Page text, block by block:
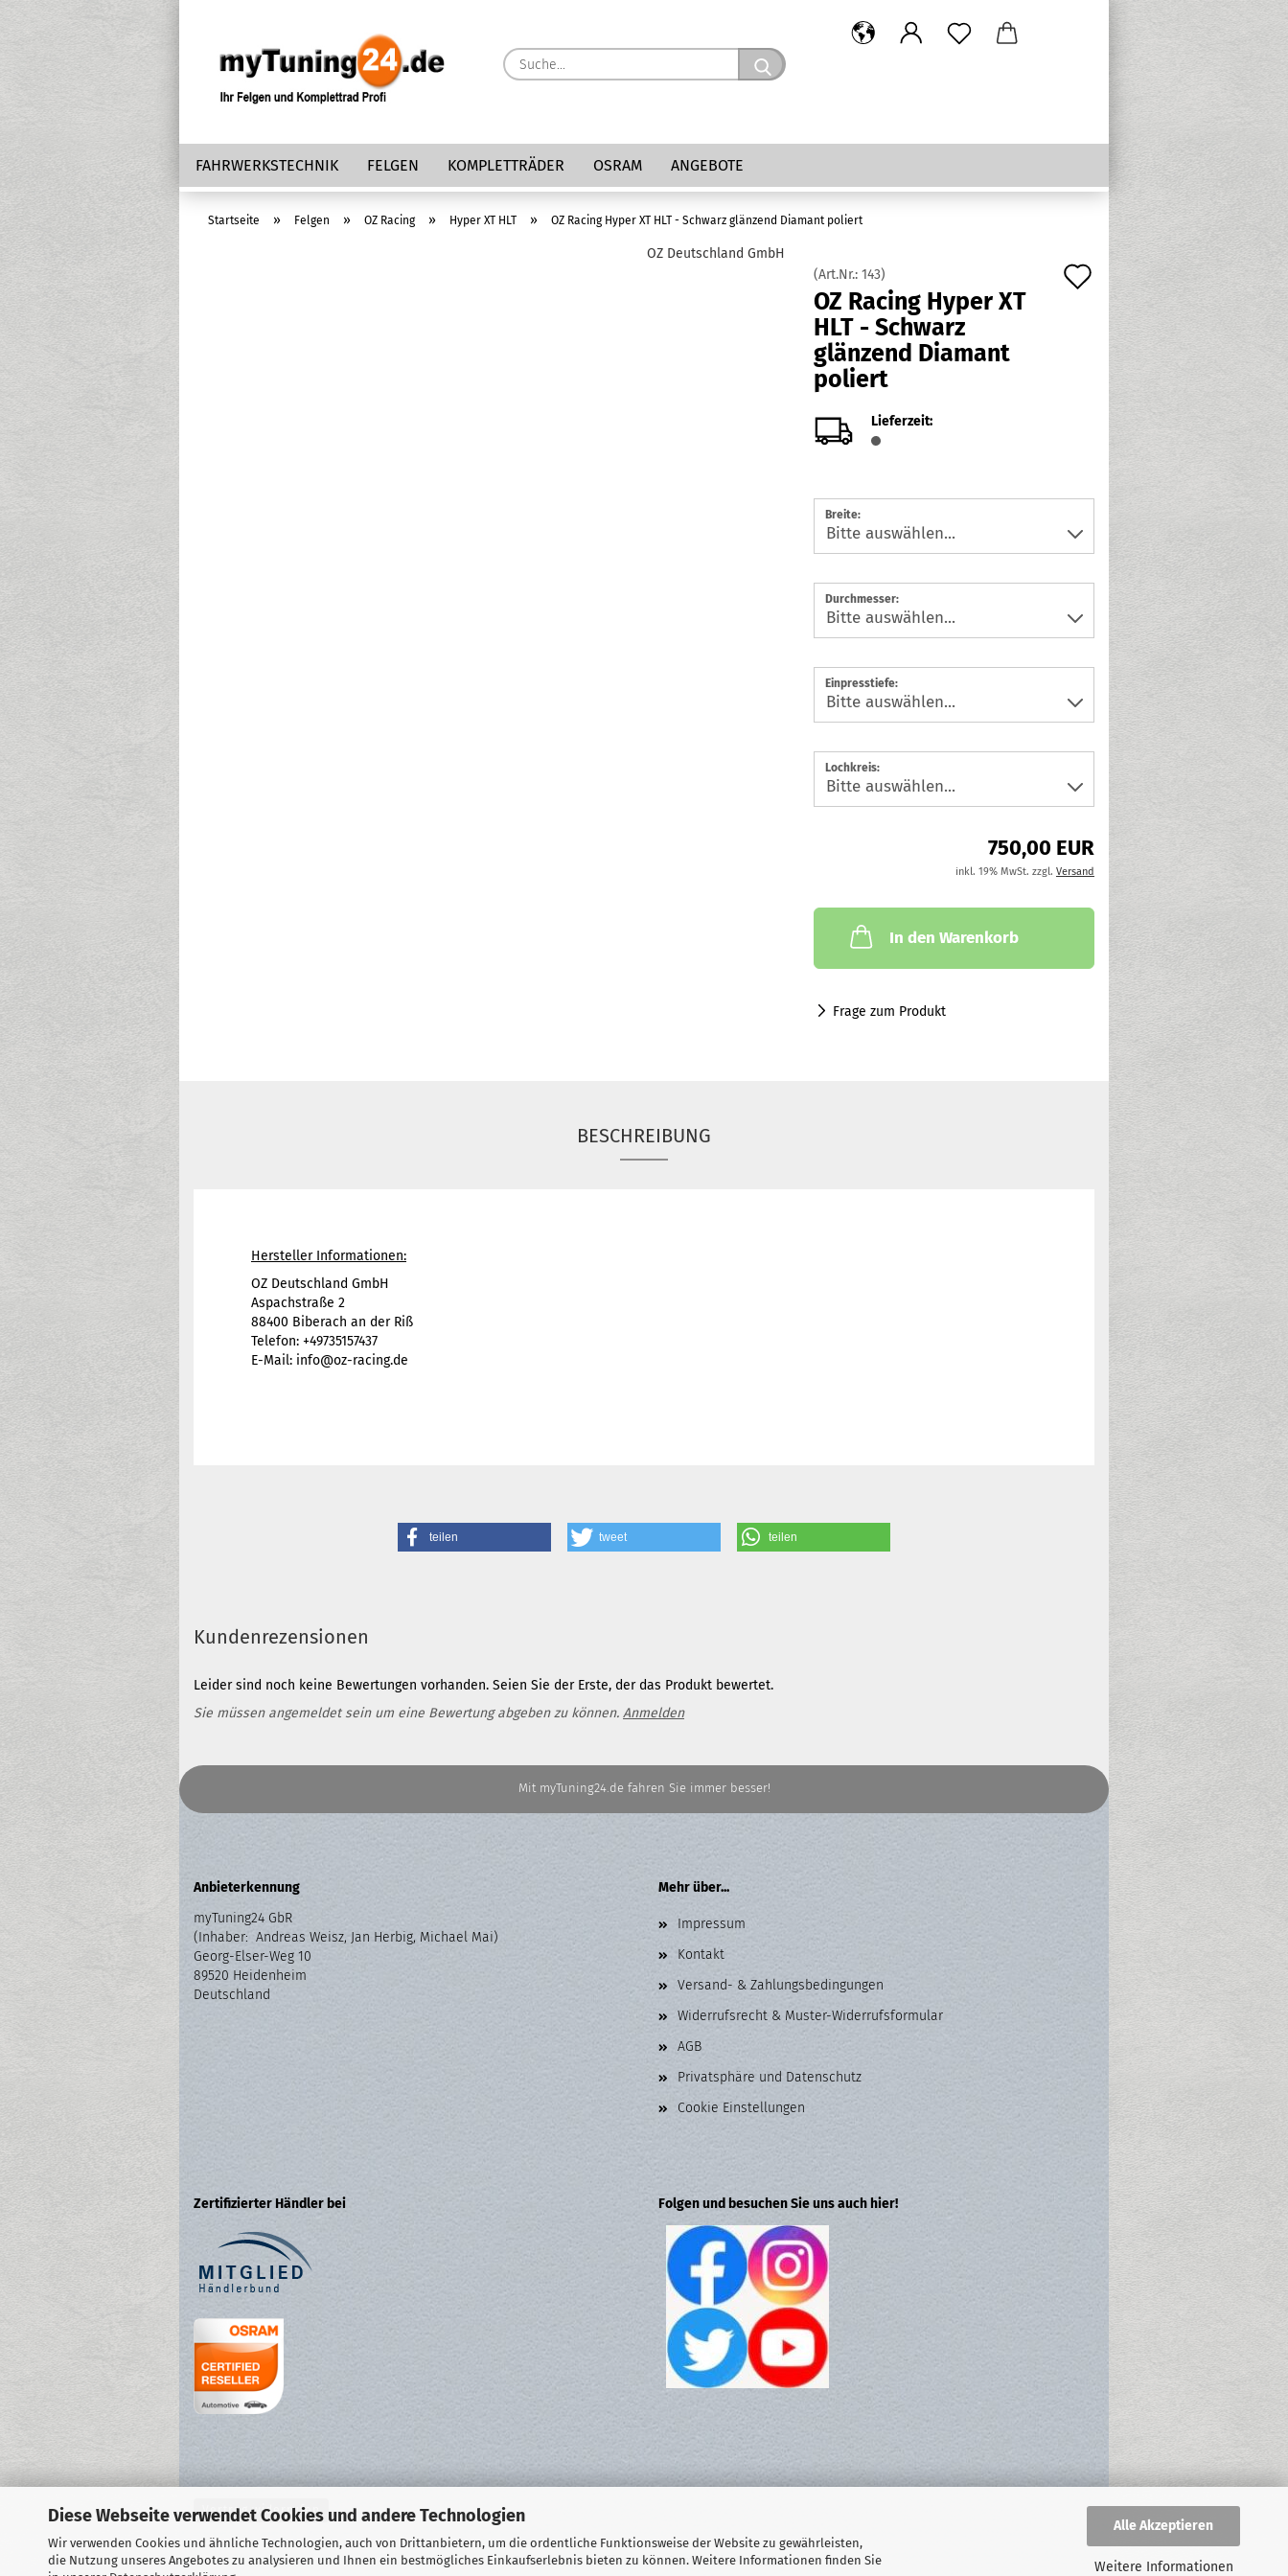
Diese Webseite verwendet Cookies und andere Technologien
Wir verwenden Cookies und ähnliche Technologien, auch von Drittanbietern, um die ordentliche Funktionsweise der Website zu gewährleisten,
die Nutzung unseres Angebotes zu analysieren und Ihnen ein bestmögliches Einkaufserlebnis bieten zu können. Weitere Informationen finden Sie
Alle Akzeptieren
Weitere Informationen
Suche...
FAHRWERKSTECHNIK FELGEN KOMPLETTRÄDER OSRAM ANGEBOTE
Startseite » Felgen » OZ Racing » Hyper XT HLT » OZ Racing Hyper XT HLT - Schwarz glänzend Diamant poliert
OZ Deutschland GmbH
(Art.Nr.: 143)
Merkzettel
OZ Racing Hyper XT
HLT - Schwarz
glänzend Diamant
poliert
Lieferzeit:
Breite:
Durchmesser:
Einpresstiefe:
Lochkreis:
750,00 EUR
inkl. 19% MwSt. zzgl. Versand
In den Warenkorb
Frage zum Produkt
BESCHREIBUNG
Hersteller Informationen:
OZ Deutschland GmbH
Aspachstraße 2
88400 Biberach an der Riß
Telefon: +49735157437
E-Mail: info@oz-racing.de
teilen tweet teilen
Kundenrezensionen
Leider sind noch keine Bewertungen vorhanden. Seien Sie der Erste, der das Produkt bewertet.
Sie müssen angemeldet sein um eine Bewertung abgeben zu können. Anmelden
Mit myTuning24.de fahren Sie immer besser!
Anbieterkennung
myTuning24 GbR
(Inhaber: Andreas Weisz, Jan Herbig, Michael Mai)
Georg-Elser-Weg 10
89520 Heidenheim
Deutschland
Mehr über...
Impressum
Kontakt
Versand- & Zahlungsbedingungen
Widerrufsrecht & Muster-Widerrufsformular
AGB
Privatsphäre und Datenschutz
Cookie Einstellungen
Zertifizierter Händler bei Folgen und besuchen Sie uns auch hier!
Vertrag widerrufen
Onlineshop eröffnenmit Gambio.de © 2025